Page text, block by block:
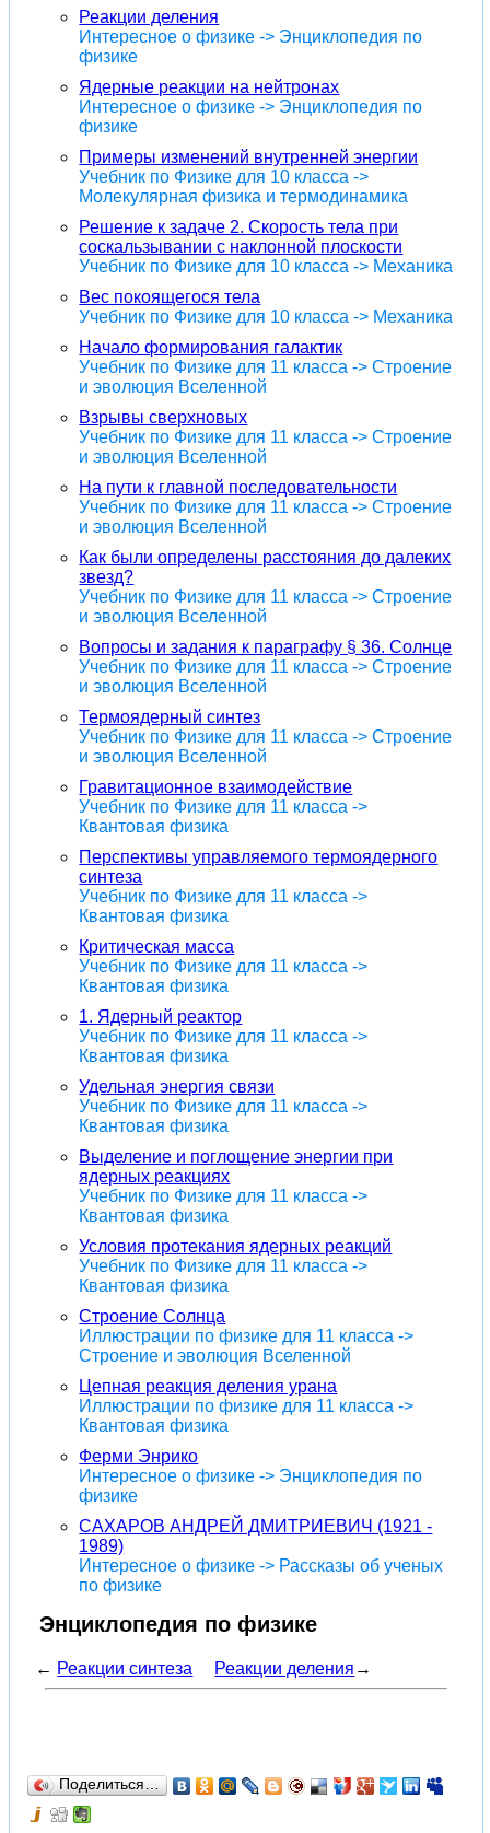
Реакции деления
Интересное о физике -> Энциклопедия по
физике
Ядерные реакции на нейтронах
Интересное о физике -> Энциклопедия по
физике
Примеры изменений внутренней энергии
Учебник по Физике для 10 класса ->
Молекулярная физика и термодинамика
Решение к задаче 2. Скорость тела при
соскальзывании с наклонной плоскости
Учебник по Физике для 10 класса -> Механика
Вес покоящегося тела
Учебник по Физике для 10 класса -> Механика
Начало формирования галактик
Учебник по Физике для 11 класса -> Строение
и эволюция Вселенной
Взрывы сверхновых
Учебник по Физике для 11 класса -> Строение
и эволюция Вселенной
На пути к главной последовательности
Учебник по Физике для 11 класса -> Строение
и эволюция Вселенной
Как были определены расстояния до далеких
звезд?
Учебник по Физике для 11 класса -> Строение
и эволюция Вселенной
Вопросы и задания к параграфу § 36. Солнце
Учебник по Физике для 11 класса -> Строение
и эволюция Вселенной
Термоядерный синтез
Учебник по Физике для 11 класса -> Строение
и эволюция Вселенной
Гравитационное взаимодействие
Учебник по Физике для 11 класса ->
Квантовая физика
Перспективы управляемого термоядерного
синтеза
Учебник по Физике для 11 класса ->
Квантовая физика
Критическая масса
Учебник по Физике для 11 класса ->
Квантовая физика
1. Ядерный реактор
Учебник по Физике для 11 класса ->
Квантовая физика
Удельная энергия связи
Учебник по Физике для 11 класса ->
Квантовая физика
Выделение и поглощение энергии при
ядерных реакциях
Учебник по Физике для 11 класса ->
Квантовая физика
Условия протекания ядерных реакций
Учебник по Физике для 11 класса ->
Квантовая физика
Строение Солнца
Иллюстрации по физике для 11 класса ->
Строение и эволюция Вселенной
Цепная реакция деления урана
Иллюстрации по физике для 11 класса ->
Квантовая физика
Ферми Энрико
Интересное о физике -> Энциклопедия по
физике
САХАРОВ АНДРЕЙ ДМИТРИЕВИЧ (1921 -
1989)
Интересное о физике -> Рассказы об ученых
по физике
Энциклопедия по физике
← Реакции синтеза Реакции деления →
Поделиться…